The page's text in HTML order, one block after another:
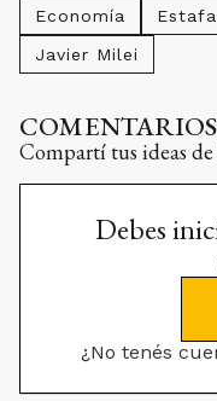
Economía Estafa
Javier Milei
COMENTARIOS
Compartí tus ideas de
Debes
¿No tenés